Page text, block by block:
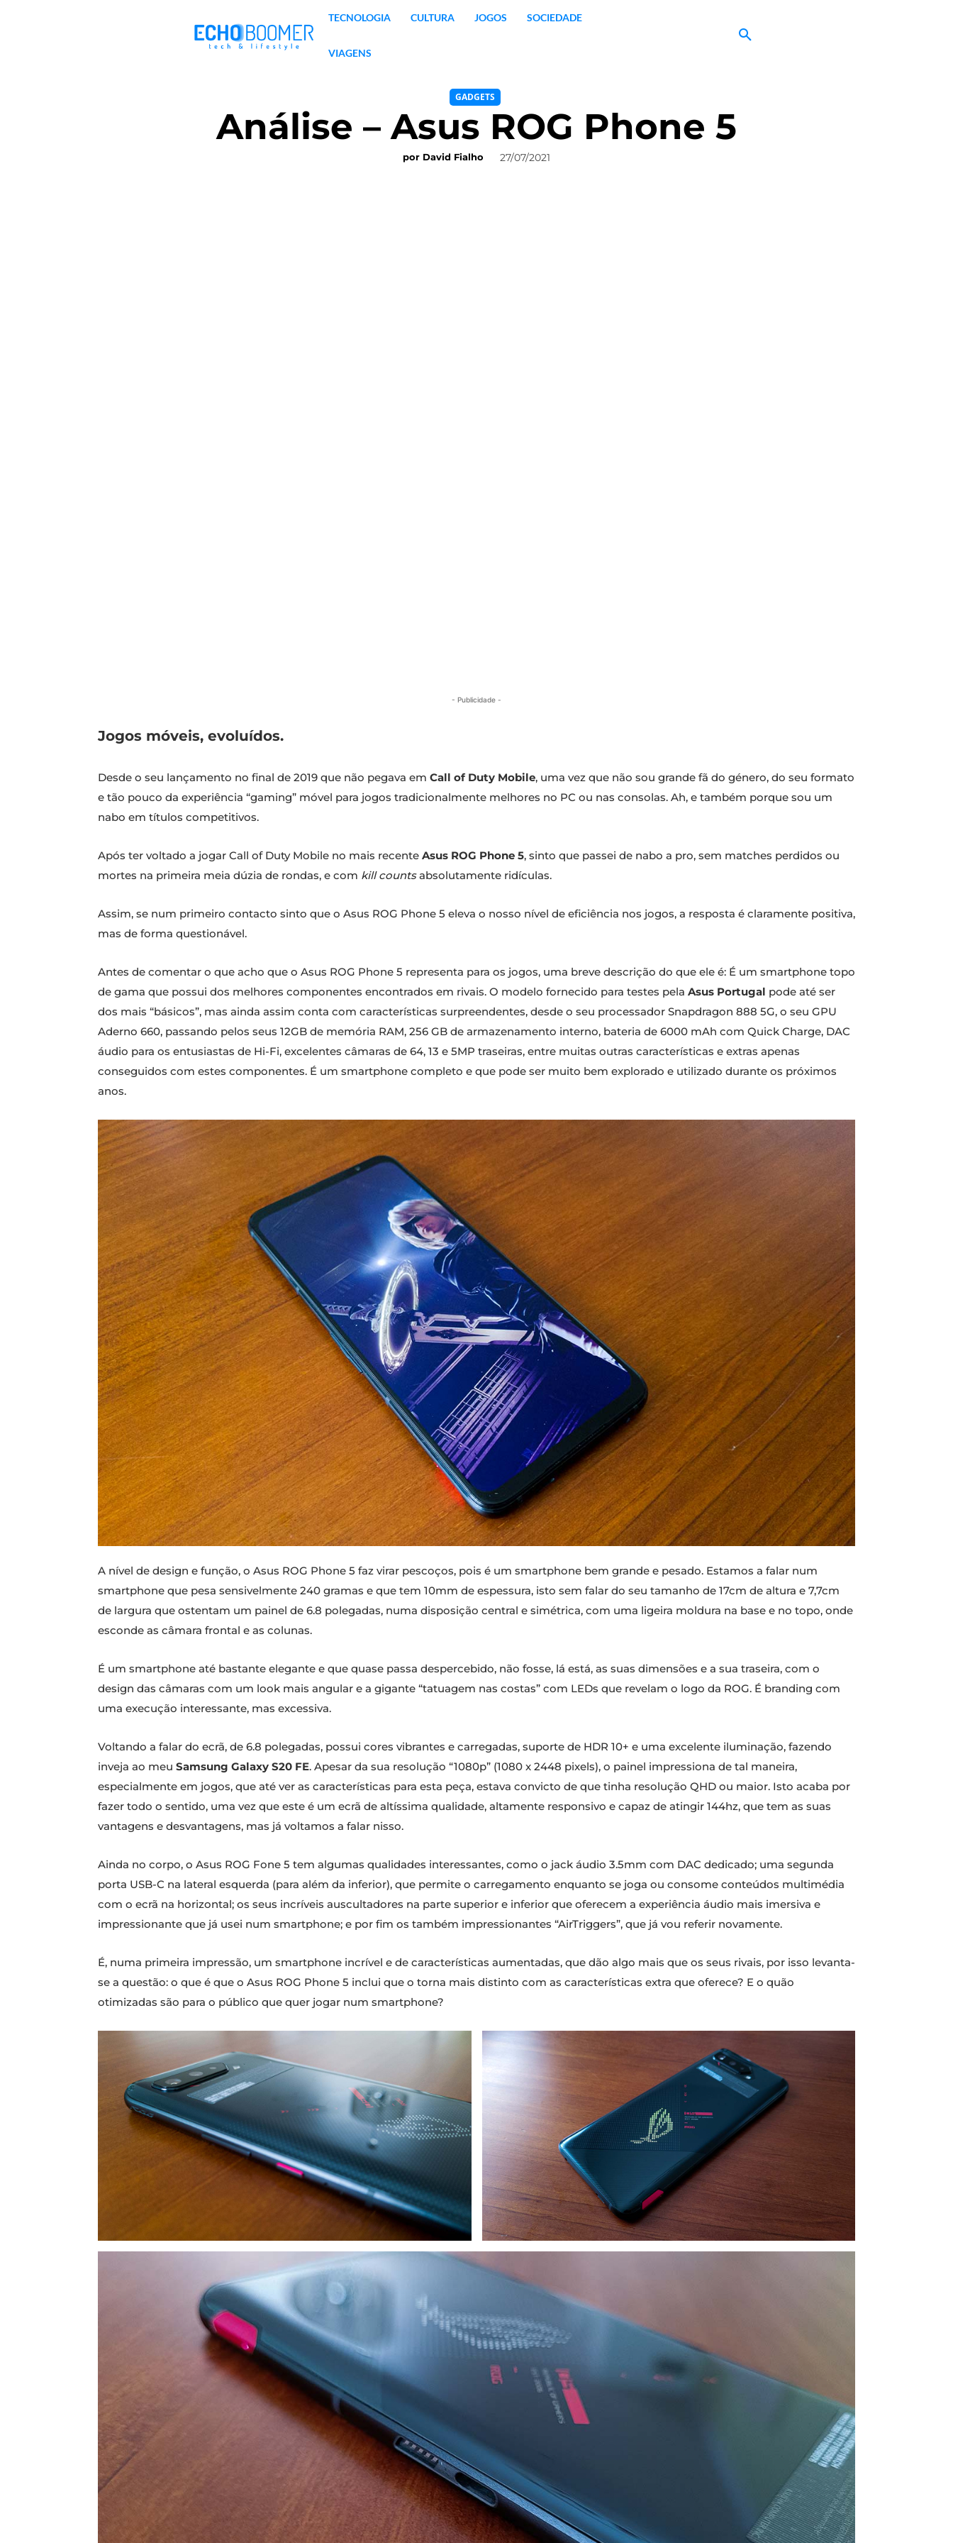
TECNOLOGIA CULTURA JOGOS SOCIEDADE
VIAGENS
GADGETS
Análise – Asus ROG Phone 5
por David Fialho 27/07/2021
- Publicidade -
Jogos móveis, evoluídos.
Desde o seu lançamento no final de 2019 que não pegava em Call of Duty Mobile, uma vez que não sou grande fã do género, do seu formato
e tão pouco da experiência “gaming” móvel para jogos tradicionalmente melhores no PC ou nas consolas. Ah, e também porque sou um
nabo em títulos competitivos.
Após ter voltado a jogar Call of Duty Mobile no mais recente Asus ROG Phone 5, sinto que passei de nabo a pro, sem matches perdidos ou
mortes na primeira meia dúzia de rondas, e com kill countsabsolutamente ridículas.
Assim, se num primeiro contacto sinto que o Asus ROG Phone 5 eleva o nosso nível de eficiência nos jogos, a resposta é claramente positiva,
mas de forma questionável.
Antes de comentar o que acho que o Asus ROG Phone 5 representa para os jogos, uma breve descrição do que ele é: É um smartphone topo
de gama que possui dos melhores componentes encontrados em rivais. O modelo fornecido para testes pela Asus Portugal pode até ser
dos mais “básicos”, mas ainda assim conta com características surpreendentes, desde o seu processador Snapdragon 888 5G, o seu GPU
Aderno 660, passando pelos seus 12GB de memória RAM, 256 GB de armazenamento interno, bateria de 6000 mAh com Quick Charge, DAC
áudio para os entusiastas de Hi-Fi, excelentes câmaras de 64, 13 e 5MP traseiras, entre muitas outras características e extras apenas
conseguidos com estes componentes. É um smartphone completo e que pode ser muito bem explorado e utilizado durante os próximos
anos.
A nível de design e função, o Asus ROG Phone 5 faz virar pescoços, pois é um smartphone bem grande e pesado. Estamos a falar num
smartphone que pesa sensivelmente 240 gramas e que tem 10mm de espessura, isto sem falar do seu tamanho de 17cm de altura e 7,7cm
de largura que ostentam um painel de 6.8 polegadas, numa disposição central e simétrica, com uma ligeira moldura na base e no topo, onde
esconde as câmara frontal e as colunas.
É um smartphone até bastante elegante e que quase passa despercebido, não fosse, lá está, as suas dimensões e a sua traseira, com o
design das câmaras com um look mais angular e a gigante “tatuagem nas costas” com LEDs que revelam o logo da ROG. É branding com
uma execução interessante, mas excessiva.
Voltando a falar do ecrã, de 6.8 polegadas, possui cores vibrantes e carregadas, suporte de HDR 10+ e uma excelente iluminação, fazendo
inveja ao meu Samsung Galaxy S20 FE. Apesar da sua resolução “1080p” (1080 x 2448 pixels), o painel impressiona de tal maneira,
especialmente em jogos, que até ver as características para esta peça, estava convicto de que tinha resolução QHD ou maior. Isto acaba por
fazer todo o sentido, uma vez que este é um ecrã de altíssima qualidade, altamente responsivo e capaz de atingir 144hz, que tem as suas
vantagens e desvantagens, mas já voltamos a falar nisso.
Ainda no corpo, o Asus ROG Fone 5 tem algumas qualidades interessantes, como o jack áudio 3.5mm com DAC dedicado; uma segunda
porta USB-C na lateral esquerda (para além da inferior), que permite o carregamento enquanto se joga ou consome conteúdos multimédia
com o ecrã na horizontal; os seus incríveis auscultadores na parte superior e inferior que oferecem a experiência áudio mais imersiva e
impressionante que já usei num smartphone; e por fim os também impressionantes “AirTriggers”, que já vou referir novamente.
É, numa primeira impressão, um smartphone incrível e de características aumentadas, que dão algo mais que os seus rivais, por isso levanta-
se a questão: o que é que o Asus ROG Phone 5 inclui que o torna mais distinto com as características extra que oferece? E o quão
otimizadas são para o público que quer jogar num smartphone?